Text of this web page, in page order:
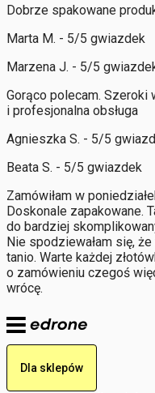
Dobrze spakowane
Marta M. - 5/5 gwiazdek
Marzena J. - 5/5
Gorąco polecam. Szeroki
i profesjonalna obsługa
Agnieszka S. - 5/5
Beata S. - 5/5 gwiazdek
Zamówiłam w
Doskonale zapakowane.
do bardziej
Nie spodziewałam się,
tanio. Warte każdej
o zamówieniu czegoś
wrócę.
Dla sklepów